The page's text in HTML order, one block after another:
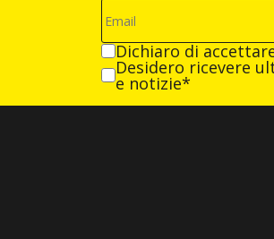
Dichiaro di
Desidero ricevere
e notizie*